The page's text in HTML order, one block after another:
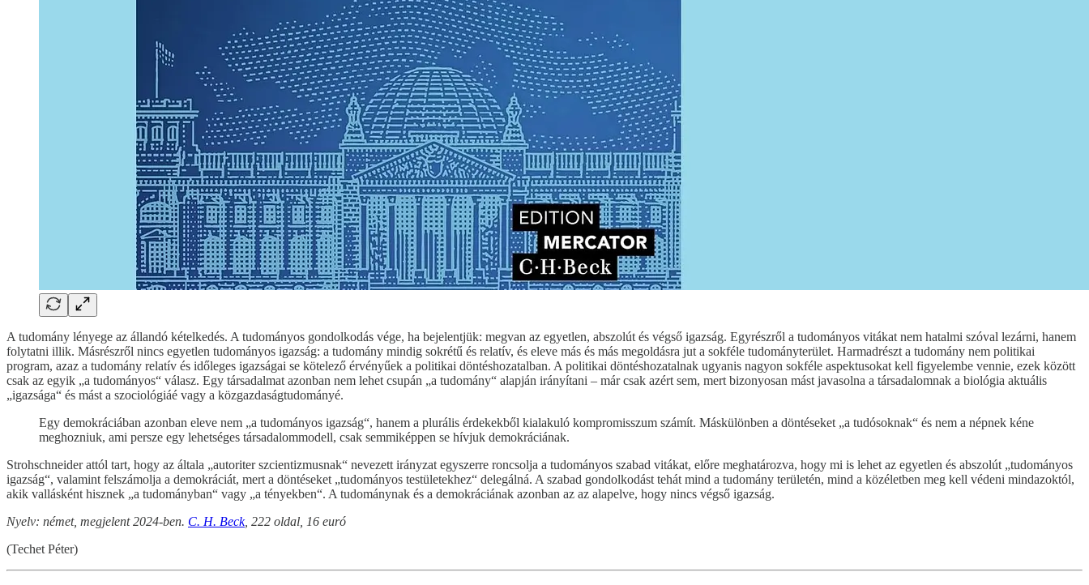
A tudomány lényege az állandó kételkedés. A tudományos gondolkodás vége, ha bejelentjük: megvan az egyetlen, abszolút és végső igazság. Egyrészről a tudományos vitákat nem hatalmi szóval lezárni, hanem
folytatni illik. Másrészről nincs egyetlen tudományos igazság: a tudomány mindig sokrétű és relatív, és eleve más és más megoldásra jut a sokféle tudományterület. Harmadrészt a tudomány nem politikai
program, azaz a tudomány relatív és időleges igazságai se kötelező érvényűek a politikai döntéshozatalban. A politikai döntéshozatalnak ugyanis nagyon sokféle aspektusokat kell figyelembe vennie, ezek között
csak az egyik „a tudományos“ válasz. Egy társadalmat azonban nem lehet csupán „a tudomány“ alapján irányítani – már csak azért sem, mert bizonyosan mást javasolna a társadalomnak a biológia aktuális
„igazsága“ és mást a szociológiáé vagy a közgazdaságtudományé.
Egy demokráciában azonban eleve nem „a tudományos igazság“, hanem a plurális érdekekből kialakuló kompromisszum számít. Máskülönben a döntéseket „a tudósoknak“ és nem a népnek kéne
meghozniuk, ami persze egy lehetséges társadalommodell, csak semmiképpen se hívjuk demokráciának.
Strohschneider attól tart, hogy az általa „autoriter szcientizmusnak“ nevezett irányzat egyszerre roncsolja a tudományos szabad vitákat, előre meghatározva, hogy mi is lehet az egyetlen és abszolút „tudományos
igazság“, valamint felszámolja a demokráciát, mert a döntéseket „tudományos testületekhez“ delegálná. A szabad gondolkodást tehát mind a tudomány területén, mind a közéletben meg kell védeni mindazoktól,
akik vallásként hisznek „a tudományban“ vagy „a tényekben“. A tudománynak és a demokráciának azonban az az alapelve, hogy nincs végső igazság.
Nyelv: német, megjelent 2024-ben. C. H. Beck, 222 oldal, 16 euró
(Techet Péter)